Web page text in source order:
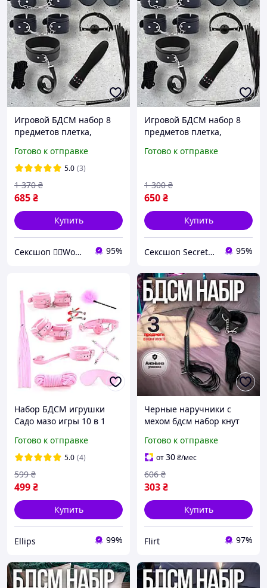
Игровой БДСМ набор 8
предметов плетка,
ошейник, вибратор
Готово к отправке
5.0 (3)
685₴
1 370 ₴
Купить
Сексшоп ❤️‍🔥Wowsextoys❤️‍🔥 95%
Игровой БДСМ набор 8
предметов плетка,
ошейник, вибратор
Готово к отправке
650₴
1 300 ₴
Купить
Сексшоп Secrettoys 95%
Набор БДСМ игрушки
Садо мазо игры 10 в 1
веревка, наручники,
маска, ошейник Розовый
Ellips
Готово к отправке
5.0 (4)
499₴
599 ₴
Купить
Ellips 99%
Черные наручники с
мехом бдсм набор кнут
эротические наборы для
секса
Готово к отправке
от30₴/мес
303₴
606 ₴
Купить
Flirt 97%